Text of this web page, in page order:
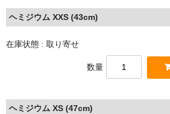
ヘミジウム XXS (43cm)
在庫状態 : 取り寄せ
数量
ヘミジウム XS (47cm)